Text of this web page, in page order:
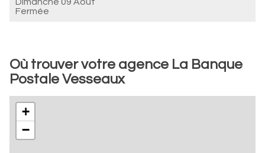
Fermée
Où trouver votre agence La Banque
Postale Vesseaux
+
−